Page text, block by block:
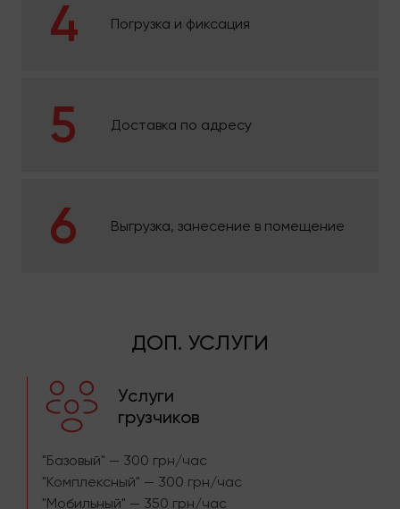
Погрузка и фиксация
Доставка по адресу
Выгрузка, занесение в помещение
ДОП. УСЛУГИ
Услуги
грузчиков
"Базовый" — 300 грн/час
"Комплексный" — 300 грн/час
"Мобильный" — 350 грн/час